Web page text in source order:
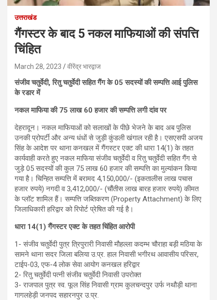
उत्तराखंड
गैंगस्टर के बाद 5 नकल माफियाओं की संपत्ति
चिंहित
March 28, 2023 वीरेंद्र भारद्वाज
संजीव चतुर्वेदी, रितु चतुर्वेदी सहित गैंग के 05 सदस्यों की सम्पत्ति आई पुलिस
के रडार में
नकल माफिया की 75 लाख 60 हजार की सम्पत्ति लगी दांव पर
देहरादून। नकल माफियाओं को सलाखों के पीछे भेजने के बाद अब पुलिस
उनकी प्रोपर्टी और अन्य धंधों से जुड़ी कुंडली खंगाल रही है। एसएसपी अजय
सिंह के आदेश पर थाना कनखल में गैंगस्टर एक्ट की धारा 14(1) के तहत
कार्यवाही करते हुए नकल माफिया संजीव चतुर्वेदी व रितु चतुर्वेदी सहित गैंग से
जुड़े 05 सदस्यों की कुल 75 लाख 60 हजार की सम्पत्ति का मुल्यांकन किया
गया है। चिन्हित सम्पत्ति में बरामद 4,150,000/- (इकतालीस लाख पचास
हजार रुपये) नगदी व 3,412,000/- (चौंतीस लाख बारह हजार रुपये) कीमत
के प्लॉट शामिल हैं। सम्पत्ति जब्तिकरण (Property Attachment) के लिए
जिलाधिकारी हरिद्वार को रिपोर्ट प्रेषित की गई है।
धारा 14(1) गैंगस्टर एक्ट के तहत चिंहित आरोपी
1- संजीव चतुर्वेदी पुत्र त्रिपुरारी निवासी मौहल्ला कदम्भ चौराहा बड़ी मठिया के
सामने थाना सदर जिला बलिया उ.प्र. हाल निवासी भगीरथ आवासीय परिसर,
टाईप-03, एफ-4 लोक सेवा आयोग कनखल हरिद्वार
2- रितु चतुर्वेदी पत्नी संजीव चतुर्वेदी निवासी उपरोक्त
3- राजपाल पुत्र स्व. फूल सिंह निवासी ग्राम कुलचन्दपुर उर्फ नथौड़ी थाना
गागलहेड़ी जनपद सहारनपुर उ.प्र.